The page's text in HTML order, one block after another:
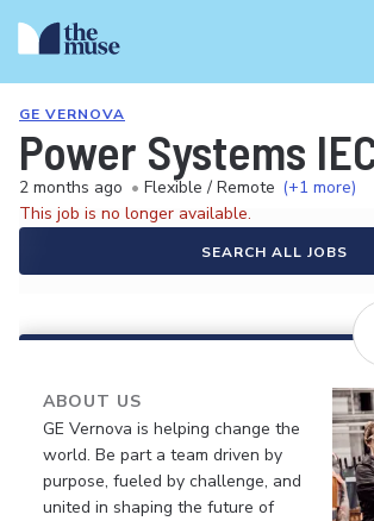
GE VERNOVA
Power Systems
2 months ago • Flexible / Remote (+1 more)
This job is no longer available.
SEARCH ALL JOBS
ABOUT US
GE Vernova is helping change the
world. Be part a team driven by
purpose, fueled by challenge, and
united in shaping the future of